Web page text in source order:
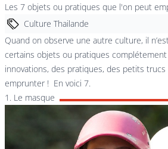
Les 7 objets ou pratiques que l'on peut
Culture Thailande
Quand on observe une autre culture, il
certains objets ou pratiques
innovations, des pratiques, des petits trucs
emprunter ! En voici 7.
1. Le masque